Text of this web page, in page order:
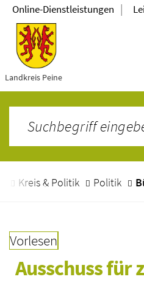
Landkreis Peine
Online-Dienstleistungen |
Kreis & Politik Politik
Vorlesen
Ausschuss für